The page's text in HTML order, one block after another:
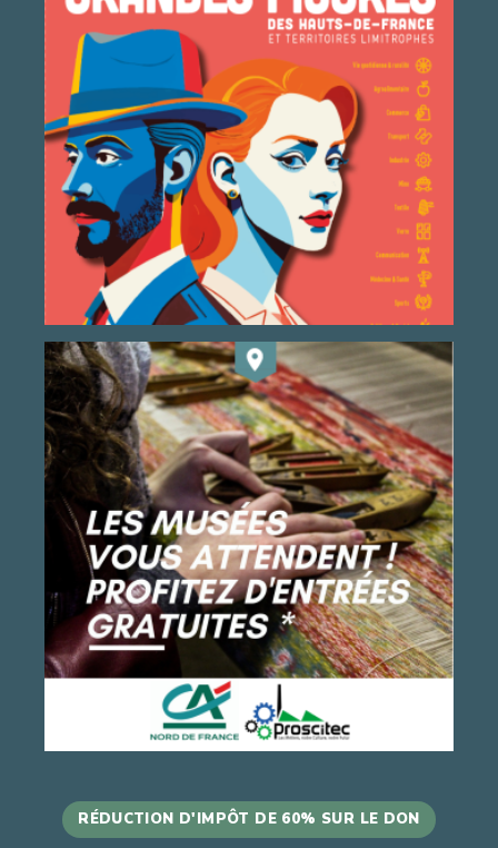
RÉDUCTION D'IMPÔT DE 60% SUR LE DON